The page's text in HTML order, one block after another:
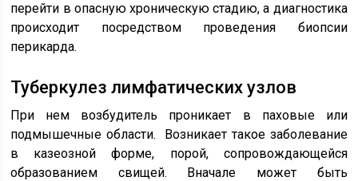
перейти в опасную хроническую стадию, а диагностика
происходит посредством проведения биопсии
перикарда.
Туберкулез лимфатических узлов
При нем возбудитель проникает в паховые или
подмышечные области. Возникает такое заболевание
в казеозной форме, порой, сопровождающейся
образованием свищей. Вначале может быть